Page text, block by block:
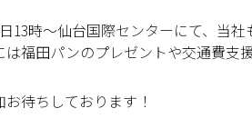
13時～仙台国際センターにて、当社
福田パンのプレゼントや交通費支
待ちしております！